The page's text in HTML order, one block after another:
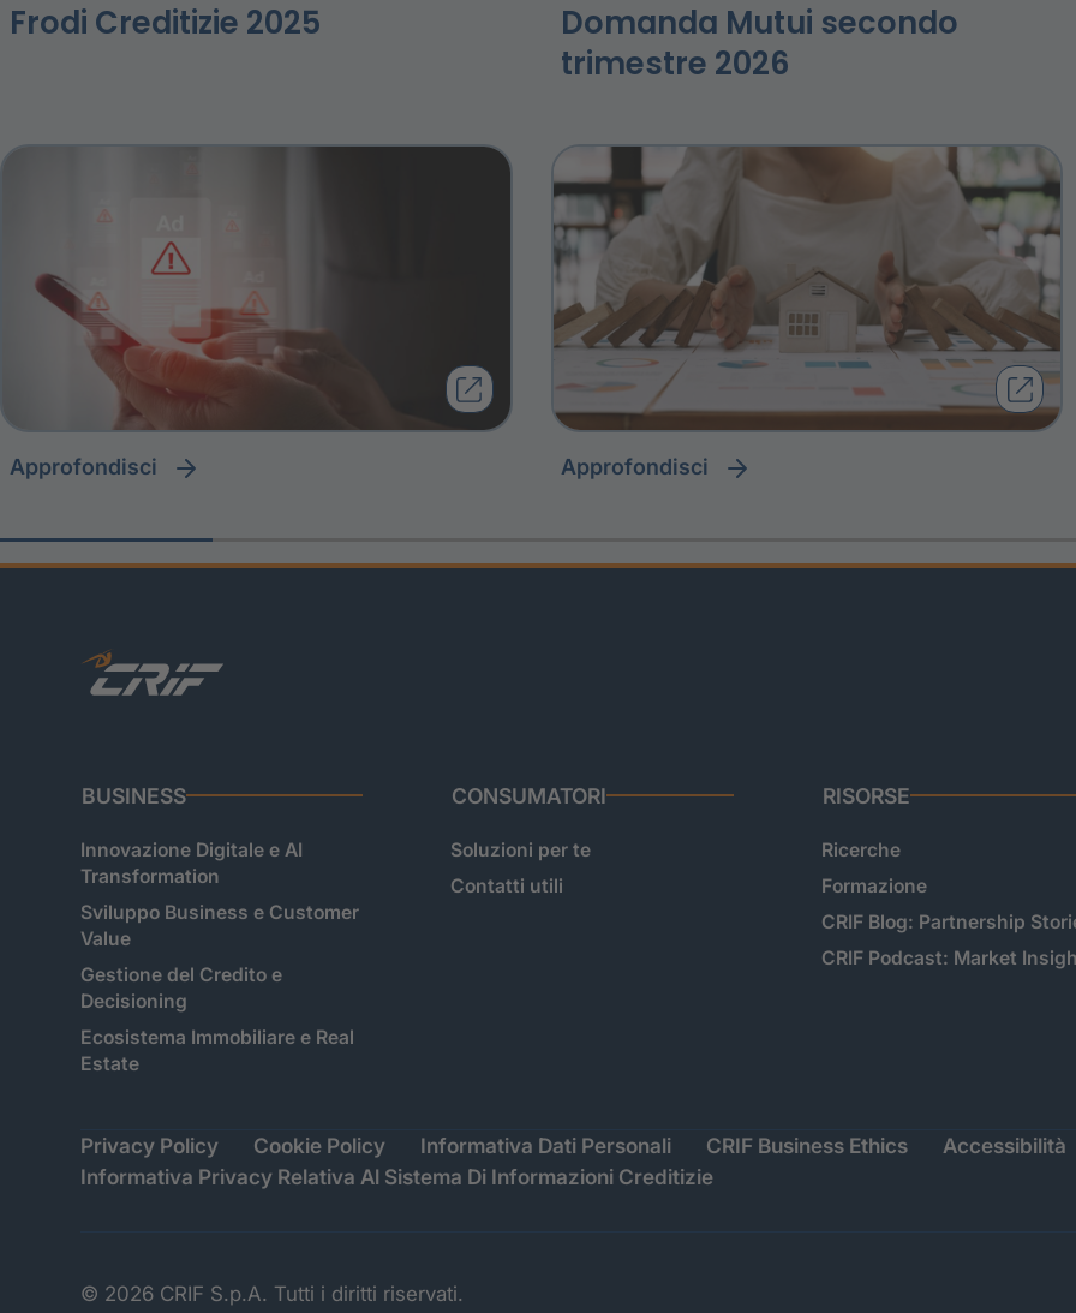
Frodi Creditizie 2025
approfondisci
Domanda Mutui secondo
trimestre 2026
approfondisci
BUSINESS
Innovazione Digitale e AI
Transformation
Sviluppo Business e Customer
Value
Gestione del Credito e
Decisioning
Ecosistema Immobiliare e Real
Estate
CONSUMATORI
Soluzioni per te
Contatti utili
RISORSE
Ricerche
Formazione
CRIF Blog: Partnership
CRIF Podcast: Market
Privacy Policy Cookie Policy Informativa Dati Personali CRIF Business Ethics
Accessibilità
Informativa Privacy Relativa Al Sistema Di Informazioni Creditizie
© 2026 CRIF S.p.A. Tutti i diritti riservati.